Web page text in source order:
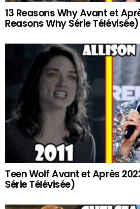
13 Reasons Why Avant et
Reasons Why Série Télévisée)
Teen Wolf Avant et Après
Série Télévisée)